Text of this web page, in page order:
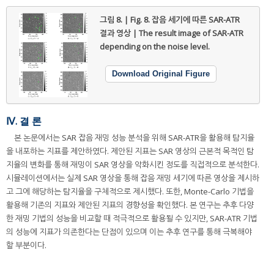
그림 8. | Fig. 8.잡음 세기에 따른 SAR-ATR
결과 영상 | The result image of SAR-ATR
depending on the noise level.
Download Original Figure
Ⅳ. 결 론
본 논문에서는 SAR 잡음 재밍 성능 분석을 위해 SAR-ATR을 활용해 탐지율
을 내포하는 지표를 제안하였다. 제안된 지표는 SAR 영상의 근본적 목적인 탐
지율의 변화를 통해 재밍이 SAR 영상을 악화시킨 정도를 직접적으로 분석한다.
시뮬레이션에서는 실제 SAR 영상을 통해 잡음 재밍 세기에 따른 영상을 제시하
고 그에 해당하는 탐지율을 구체적으로 제시했다. 또한, Monte-Carlo 기법을
활용해 기존의 지표와 제안된 지표의 경향성을 확인했다. 본 연구는 추후 다양
한 재밍 기법의 성능을 비교할 때 적극적으로 활용될 수 있지만, SAR-ATR 기법
의 성능에 지표가 의존한다는 단점이 있으며 이는 추후 연구를 통해 극복해야
할 부분이다.